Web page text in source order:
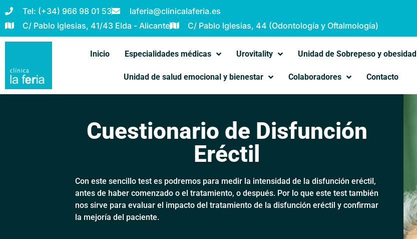
Tel: (+34) 966 98 01 53
laferia@clinicalaferia.es
C/ Pablo Iglesias, 41/43 Elda - Alicante
C/ Pablo Iglesias, 44 (Odontología y Oftalmología)
Inicio Especialidades médicas Urovitality Unidad de Sobrepeso y obesidad
Unidad de salud emocional y bienestar Colaboradores Contacto
Cuestionario de Disfunción
Eréctil
Con este sencillo test es podremos para medir la intensidad de la disfunción eréctil,
antes de haber comenzado o el tratamiento, o después. Por lo que este test también
nos sirve para evaluar el impacto del tratamiento de la disfunción eréctil y confirmar
la mejoría del paciente.